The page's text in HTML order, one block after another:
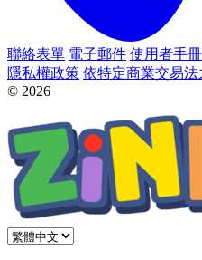
聯絡表單 電子郵件 使用者手冊
隱私權政策 依特定商業交易法
© 2026